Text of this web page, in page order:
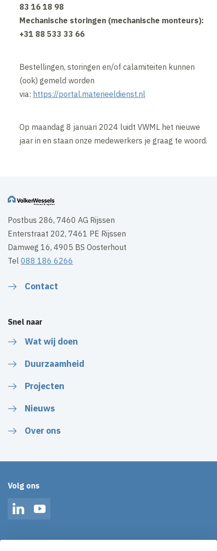
83 16 18 98
Mechanische storingen (mechanische monteurs):
+31 88 533 33 66
Bestellingen, storingen en/of calamiteiten kunnen
(ook) gemeld worden
via: https://portal.materieeldienst.nl
Op maandag 8 januari 2024 luidt VWML het nieuwe
jaar in en staan onze medewerkers je graag te woord.
Postbus 286, 7460 AG Rijssen
Enterstraat 202, 7461 PE Rijssen
Damweg 16, 4905 BS Oosterhout
Tel088 186 6266
Contact
Snel naar
Wat wij doen
Duurzaamheid
Projecten
Nieuws
Over ons
Volg ons
LinkedInYouTube